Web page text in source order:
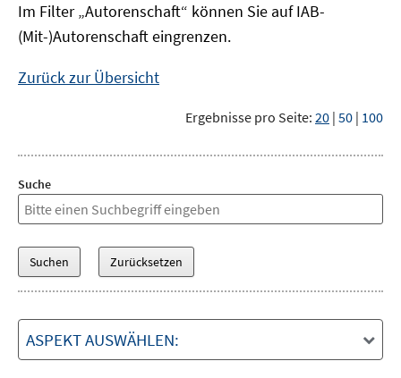
Im Filter „Autorenschaft“ können Sie auf IAB-
(Mit-)Autorenschaft eingrenzen.
Zurück zur Übersicht
Ergebnisse pro Seite: 20 | 50 | 100
Suche
ASPEKT AUSWÄHLEN: